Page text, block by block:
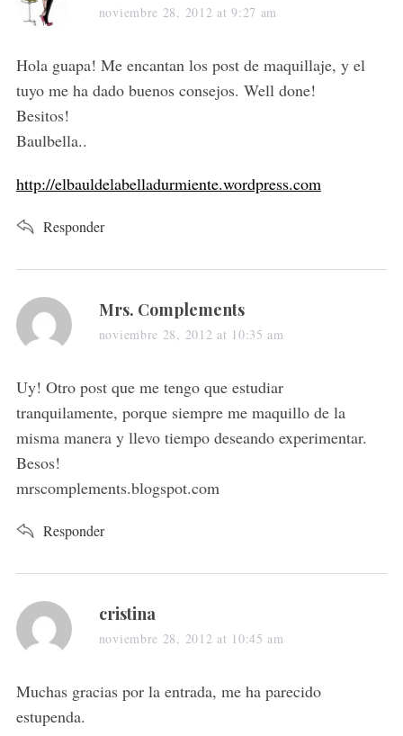
a
s
:
noviembre 28, 2012 at 9:27 am
Hola guapa! Me encantan los post de maquillaje, y el
tuyo me ha dado buenos consejos. Well done!
Besitos!
Baulbella..
http://elbauldelabelladurmiente.wordpress.com
Responder
s
a
s
:
Mrs. Complements
noviembre 28, 2012 at 10:35 am
Uy! Otro post que me tengo que estudiar
tranquilamente, porque siempre me maquillo de la
misma manera y llevo tiempo deseando experimentar.
Besos!
mrscomplements.blogspot.com
Responder
s
a
s
cristina
noviembre 28, 2012 at 10:45 am
Muchas gracias por la entrada, me ha parecido
estupenda.
a
r
c
f
: